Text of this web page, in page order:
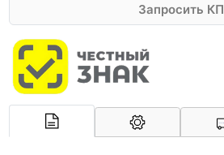
Запросить КП